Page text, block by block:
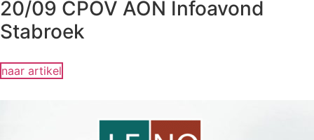
20/09 CPOV AON Infoavond
Stabroek
naar artikel